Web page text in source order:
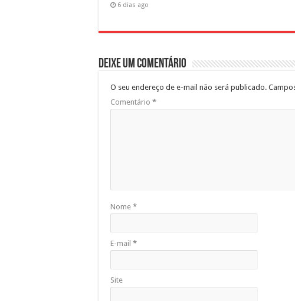
6 dias ago
Deixe um comentário
O seu endereço de e-mail não será publicado.
Comentário *
Nome *
E-mail *
Site